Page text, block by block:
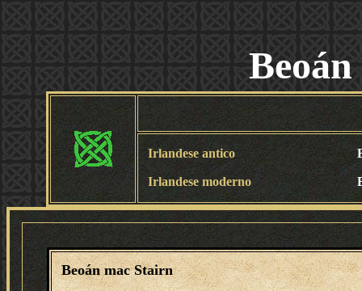
Irlandese antico
Irlandese moderno
Beoán mac Stairn